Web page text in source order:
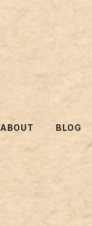
ABOUT BLOG